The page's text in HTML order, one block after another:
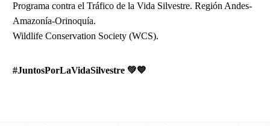
Programa contra el Tráfico de la Vida Silvestre. Región Andes-
Amazonía-Orinoquía.
Wildlife Conservation Society (WCS).
#JuntosPorLaVidaSilvestre 💚💙